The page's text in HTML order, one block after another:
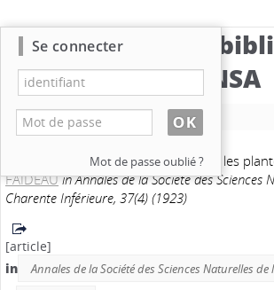
Catalogue de la
du CBNSA
Nouvelle recherche
Les caillebottes à la chardonnette et les
FAIDEAUin Annales de la Société des Sciences
Charente Inférieure, 37(4) (1923)
[article]
in
Annales de la Société des Sciences Naturelles
Se connecter
Mot de passe oublié ?